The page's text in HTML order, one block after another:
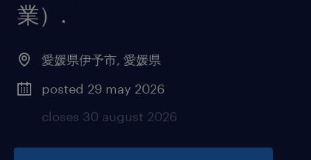
業） .
愛媛県伊予市, 愛媛県
posted 29 may 2026
closes 30 august 2026